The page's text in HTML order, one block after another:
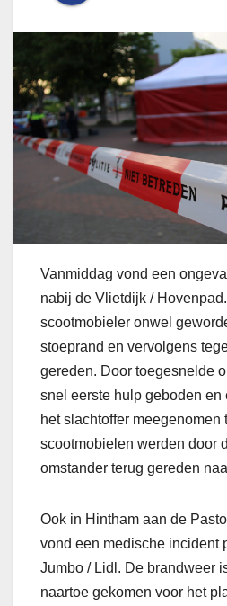
Vanmiddag vond een
nabij de Vlietdijk /
scootmobieler onwel
stoeprand en vervolgens
gereden. Door toegesnelde
snel eerste hulp geboden en
het slachtoffer meegenomen
scootmobielen werden door
omstander terug gereden
Ook in Hintham aan de
vond een medische incident
Jumbo / Lidl. De brandweer
naartoe gekomen voor het